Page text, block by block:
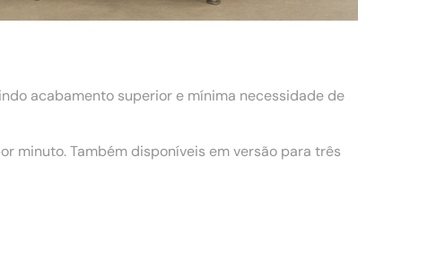
acabamento superior e mínima necessidade de
minuto. Também disponíveis em versão para três